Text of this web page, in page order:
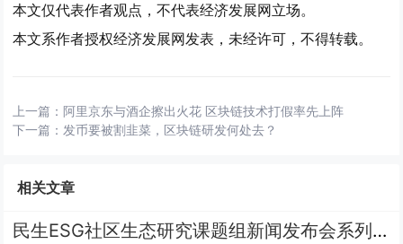
本文仅代表作者观点，不代表经济发展网立场。
本文系作者授权经济发展网发表，未经许可，不得转载。
上一篇：阿里京东与酒企擦出火花 区块链技术打假率先上阵
下一篇： 发币要被割韭菜，区块链研发何处去？
相关文章
民生ESG社区生态研究课题组新闻发布会系列 | 王栎篇